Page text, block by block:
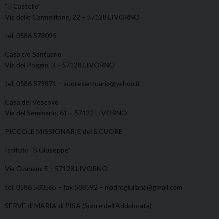
“Il Castello”
Via delle Carmelitane, 22 – 57128 LIVORNO
tel. 0586 578095
Casa c/o Santuario
Via del Poggio, 3 – 57128 LIVORNO
tel. 0586 579871 – suoresantuario@yahoo.it
Casa del Vescovo
Via del Seminario, 61 – 57122 LIVORNO
PICCOLE MISSIONARIE del S.CUORE
Istituto “S.Giuseppe”
Via Ozanam, 5 – 57128 LIVORNO
tel. 0586 580565 – fax 508592 – madregiuliana@gmail.com
SERVE di MARIA di PISA (Suore dell’Addolorata)